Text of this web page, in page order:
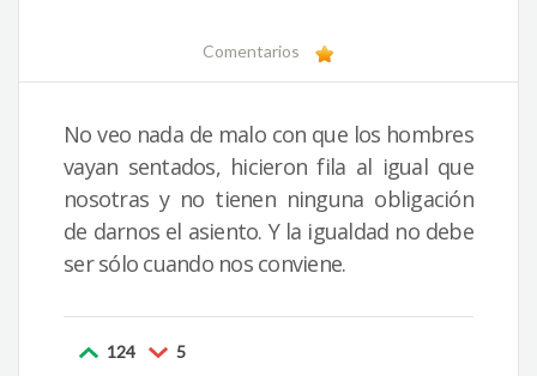
Comentarios
No veo nada de malo con que los hombres
vayan sentados, hicieron fila al igual que
nosotras y no tienen ninguna obligación
de darnos el asiento. Y la igualdad no debe
ser sólo cuando nos conviene.
124 5